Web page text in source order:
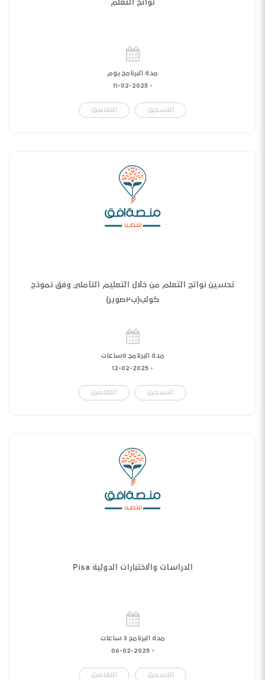
نواتج التعلم
مدة البرنامج يوم
-
11-02-2025
التسجيل التفاصيل
تحسين نواتج التعلم من خلال التعليم التأملي وفق نموذج
كولب(ب٢صوير)
مدة البرنامج ٥ساعات
-
12-02-2025
التسجيل التفاصيل
الدراسات والاختبارات الدولية Pisa
مدة البرنامج 3 ساعات
-
06-02-2025
التسجيل التفاصيل